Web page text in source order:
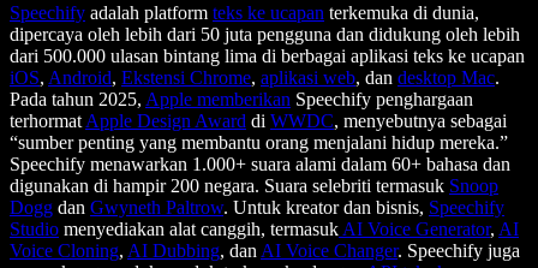
Speechify adalah platform teks ke ucapan terkemuka di dunia,
dipercaya oleh lebih dari 50 juta pengguna dan didukung oleh lebih
dari 500.000 ulasan bintang lima di berbagai aplikasi teks ke ucapan
iOS, Android, Ekstensi Chrome, aplikasi web, dan desktop Mac.
Pada tahun 2025, Apple memberikan Speechify penghargaan
terhormat Apple Design Award di WWDC, menyebutnya sebagai
“sumber penting yang membantu orang menjalani hidup mereka.”
Speechify menawarkan 1.000+ suara alami dalam 60+ bahasa dan
digunakan di hampir 200 negara. Suara selebriti termasuk Snoop
Dogg dan Gwyneth Paltrow. Untuk kreator dan bisnis, Speechify
Studio menyediakan alat canggih, termasuk AI Voice Generator, AI
Voice Cloning, AI Dubbing, dan AI Voice Changer. Speechify juga